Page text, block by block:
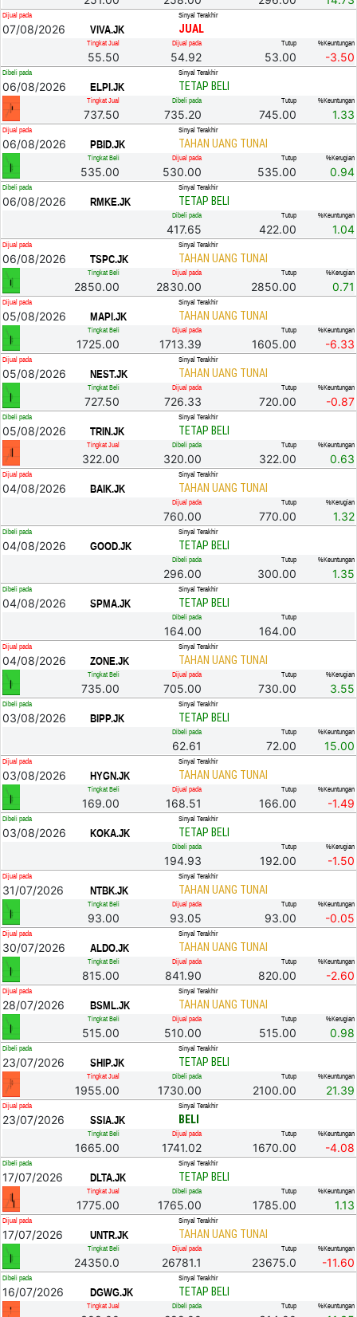
Dijual pada
07/08/2026 VIVA.JK
Sinyal Terakhir
JUAL
Tingkat Jual
55.50
Dijual pada
54.92
Tutup
53.00
%Keuntungan
-3.50
Dibeli pada
06/08/2026 ELPI.JK
Sinyal Terakhir
TETAP BELI
Tingkat Jual
737.50
Dibeli pada
735.20
Tutup
745.00
%Keuntungan
1.33
Dijual pada
06/08/2026 PBID.JK
Sinyal Terakhir
TAHAN UANG TUNAI
Tingkat Beli
535.00
Dijual pada
530.00
Tutup
535.00
%Kerugian
0.94
Dibeli pada
06/08/2026 RMKE.JK
Sinyal Terakhir
TETAP BELI
Dibeli pada
417.65
Tutup
422.00
%Keuntungan
1.04
Dijual pada
06/08/2026 TSPC.JK
Sinyal Terakhir
TAHAN UANG TUNAI
Tingkat Beli
2850.00
Dijual pada
2830.00
Tutup
2850.00
%Kerugian
0.71
Dijual pada
05/08/2026 MAPI.JK
Sinyal Terakhir
TAHAN UANG TUNAI
Tingkat Beli
1725.00
Dijual pada
1713.39
Tutup
1605.00
%Keuntungan
-6.33
Dijual pada
05/08/2026 NEST.JK
Sinyal Terakhir
TAHAN UANG TUNAI
Tingkat Beli
727.50
Dijual pada
726.33
Tutup
720.00
%Keuntungan
-0.87
Dibeli pada
05/08/2026 TRIN.JK
Sinyal Terakhir
TETAP BELI
Tingkat Jual
322.00
Dibeli pada
320.00
Tutup
322.00
%Keuntungan
0.63
Dijual pada
04/08/2026 BAIK.JK
Sinyal Terakhir
TAHAN UANG TUNAI
Dijual pada
760.00
Tutup
770.00
%Kerugian
1.32
Dibeli pada
04/08/2026 GOOD.JK
Sinyal Terakhir
TETAP BELI
Dibeli pada
296.00
Tutup
300.00
%Keuntungan
1.35
Dibeli pada
04/08/2026 SPMA.JK
Sinyal Terakhir
TETAP BELI
Dibeli pada
164.00
Tutup
164.00
Dijual pada
04/08/2026 ZONE.JK
Sinyal Terakhir
TAHAN UANG TUNAI
Tingkat Beli
735.00
Dijual pada
705.00
Tutup
730.00
%Kerugian
3.55
Dibeli pada
03/08/2026 BIPP.JK
Sinyal Terakhir
TETAP BELI
Dibeli pada
62.61
Tutup
72.00
%Keuntungan
15.00
Dijual pada
03/08/2026 HYGN.JK
Sinyal Terakhir
TAHAN UANG TUNAI
Tingkat Beli
169.00
Dijual pada
168.51
Tutup
166.00
%Keuntungan
-1.49
Dibeli pada
03/08/2026 KOKA.JK
Sinyal Terakhir
TETAP BELI
Dibeli pada
194.93
Tutup
192.00
%Kerugian
-1.50
Dijual pada
31/07/2026 NTBK.JK
Sinyal Terakhir
TAHAN UANG TUNAI
Tingkat Beli
93.00
Dijual pada
93.05
Tutup
93.00
%Keuntungan
-0.05
Dijual pada
30/07/2026 ALDO.JK
Sinyal Terakhir
TAHAN UANG TUNAI
Tingkat Beli
815.00
Dijual pada
841.90
Tutup
820.00
%Keuntungan
-2.60
Dijual pada
28/07/2026 BSML.JK
Sinyal Terakhir
TAHAN UANG TUNAI
Tingkat Beli
515.00
Dijual pada
510.00
Tutup
515.00
%Kerugian
0.98
Dibeli pada
23/07/2026 SHIP.JK
Sinyal Terakhir
TETAP BELI
Tingkat Jual
1955.00
Dibeli pada
1730.00
Tutup
2100.00
%Keuntungan
21.39
Dijual pada
23/07/2026 SSIA.JK
Sinyal Terakhir
BELI
Tingkat Beli
1665.00
Dijual pada
1741.02
Tutup
1670.00
%Keuntungan
-4.08
Dibeli pada
17/07/2026 DLTA.JK
Sinyal Terakhir
TETAP BELI
Tingkat Jual
1775.00
Dibeli pada
1765.00
Tutup
1785.00
%Keuntungan
1.13
Dijual pada
17/07/2026 UNTR.JK
Sinyal Terakhir
TAHAN UANG TUNAI
Tingkat Beli
24350.0
Dijual pada
26781.1
Tutup
23675.0
%Keuntungan
-11.60
Dibeli pada
16/07/2026 DGWG.JK
Sinyal Terakhir
TETAP BELI
Tingkat Jual Dibeli pada Tutup %Keuntungan